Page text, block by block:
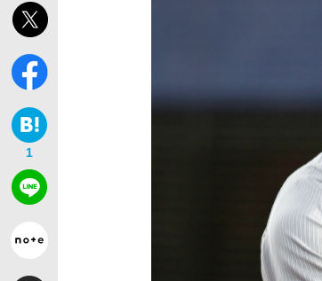
「敗因分析は一切聞かれなか
「目標達成できなかったから
1